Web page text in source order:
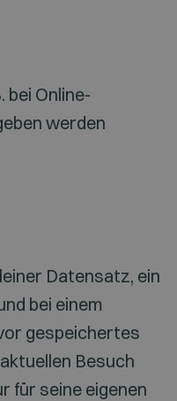
bei Online-
werden
Datensatz, ein
bei einem
gespeichertes
Besuch
für seine eigenen